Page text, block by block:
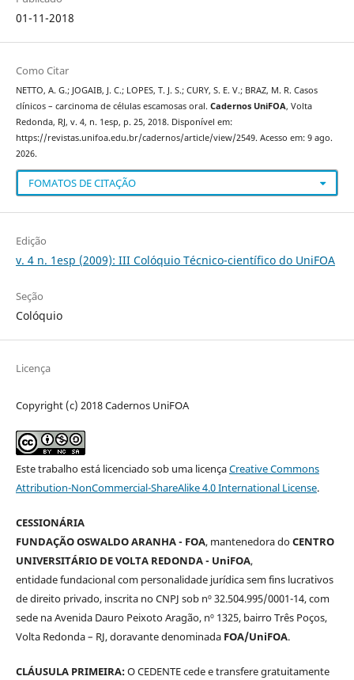
01-11-2018
Como Citar
NETTO, A. G.; JOGAIB, J. C.; LOPES, T. J. S.; CURY, S. E. V.; BRAZ, M. R. Casos
clínicos – carcinoma de células escamosas oral. Cadernos UniFOA, Volta
Redonda, RJ, v. 4, n. 1esp, p. 25, 2018. Disponível em:
https://revistas.unifoa.edu.br/cadernos/article/view/2549. Acesso em: 9 ago.
2026.
FOMATOS DE CITAÇÃO
Edição
v. 4 n. 1esp (2009): III Colóquio Técnico-científico do UniFOA
Seção
Colóquio
Licença
Copyright (c) 2018 Cadernos UniFOA
Este trabalho está licenciado sob uma licençaCreative Commons
Attribution-NonCommercial-ShareAlike 4.0 International License.
CESSIONÁRIA
FUNDAÇÃO OSWALDO ARANHA - FOA, mantenedora doCENTRO
UNIVERSITÁRIO DE VOLTA REDONDA - UniFOA,
entidade fundacional com personalidade jurídica sem fins lucrativos
de direito privado, inscrita no CNPJ sob nº 32.504.995/0001-14, com
sede na Avenida Dauro Peixoto Aragão, nº 1325, bairro Três Poços,
Volta Redonda – RJ, doravante denominada FOA/UniFOA.
CLÁUSULA PRIMEIRA:O CEDENTE cede e transfere gratuitamente